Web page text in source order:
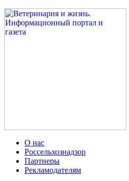
О нас
Россельхознадзор
Партнеры
Рекламодателям